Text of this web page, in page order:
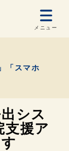
メニュー
「スマホ
シス
支援ア